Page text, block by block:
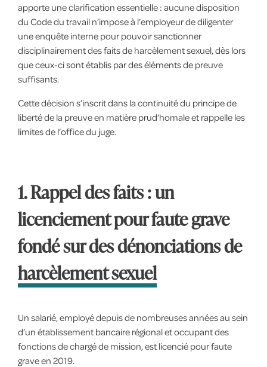
apporte une clarification essentielle : aucune disposition
du Code du travail n’impose à l’employeur de diligenter
une enquête interne pour pouvoir sanctionner
disciplinairement des faits de harcèlement sexuel, dès lors
que ceux-ci sont établis par des éléments de preuve
suffisants.
Cette décision s’inscrit dans la continuité du principe de
liberté de la preuve en matière prud’homale et rappelle les
limites de l’office du juge.
1. Rappel des faits : un
licenciement pour faute grave
fondé sur des dénonciations de
harcèlement sexuel
Un salarié, employé depuis de nombreuses années au sein
d’un établissement bancaire régional et occupant des
fonctions de chargé de mission, est licencié pour faute
grave en 2019.